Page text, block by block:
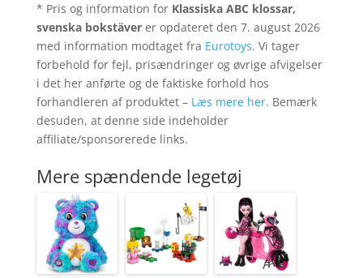
* Pris og information for Klassiska ABC klossar,
svenska bokstäverer opdateret den 7. august 2026
med information modtaget fra Eurotoys. Vi tager
forbehold for fejl, prisændringer og øvrige afvigelser
i det her anførte og de faktiske forhold hos
forhandleren af produktet – Læs mere her. Bemærk
desuden, at denne side indeholder
affiliate/sponsorerede links.
Mere spændende legetøj